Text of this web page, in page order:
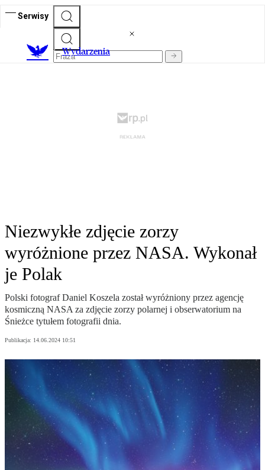
Serwisy
Wydarzenia
Niezwykłe zdjęcie zorzy
wyróżnione przez NASA. Wykonał
je Polak
Polski fotograf Daniel Koszela został wyróżniony przez agencję
kosmiczną NASA za zdjęcie zorzy polarnej i obserwatorium na
Śnieżce tytułem fotografii dnia.
Publikacja: 14.06.2024 10:51